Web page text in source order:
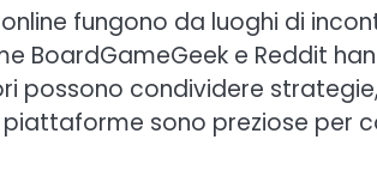
fungono da luoghi di
BoardGameGeek e Reddit
possono condividere
sono preziose per